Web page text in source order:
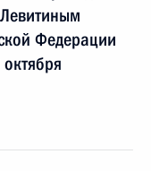
Федерации